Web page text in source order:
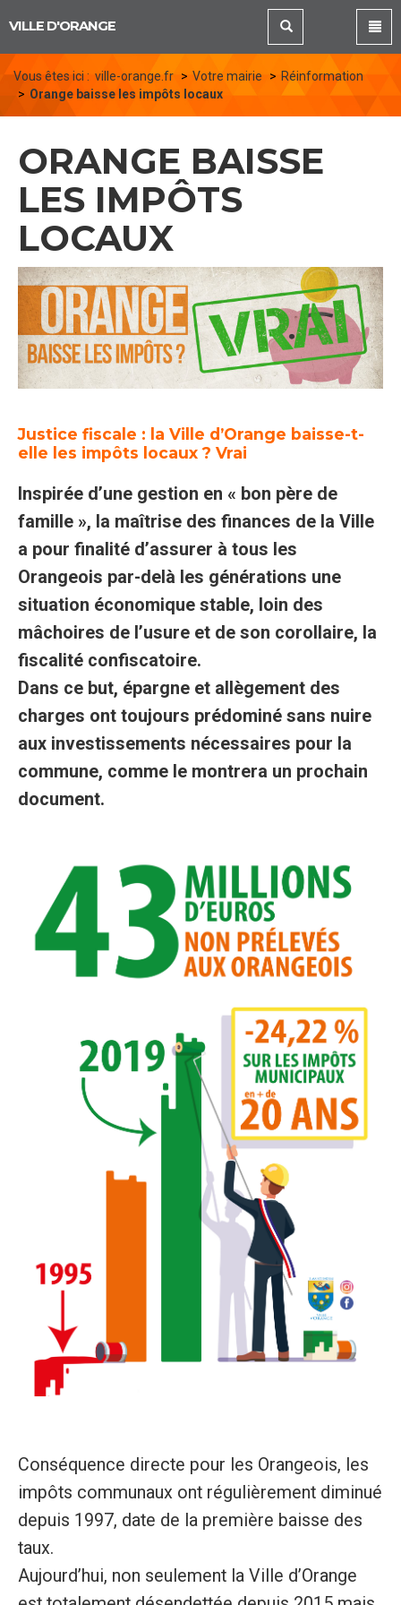
VILLE D'ORANGE
Vous êtes ici : ville-orange.fr Votre mairie
Réinformation
Orange baisse les impôts locaux
ORANGE BAISSE
LES IMPÔTS
LOCAUX
Justice fiscale : la Ville d’Orange baisse-t-
elle les impôts locaux ? Vrai
Inspirée d’une gestion en « bon père de
famille », la maîtrise des finances de la Ville
a pour finalité d’assurer à tous les
Orangeois par-delà les générations une
situation économique stable, loin des
mâchoires de l’usure et de son corollaire, la
fiscalité confiscatoire.
Dans ce but, épargne et allègement des
charges ont toujours prédominé sans nuire
aux investissements nécessaires pour la
commune, comme le montrera un prochain
document.
Conséquence directe pour les Orangeois, les
impôts communaux ont régulièrement diminué
depuis 1997, date de la première baisse des
taux.
Aujourd’hui, non seulement la Ville d’Orange